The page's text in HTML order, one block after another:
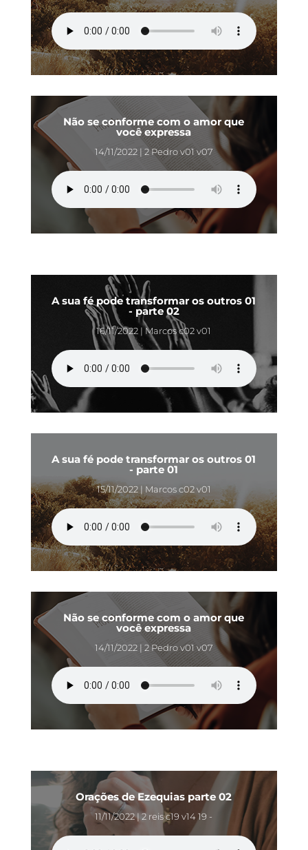
Não se conforme com o amor que
você expressa
14/11/2022 | 2 Pedro v01 v07
A sua fé pode transformar os outros 01
- parte 02
16/11/2022 | Marcos c02 v01
A sua fé pode transformar os outros 01
- parte 01
15/11/2022 | Marcos c02 v01
Não se conforme com o amor que
você expressa
14/11/2022 | 2 Pedro v01 v07
Orações de Ezequias parte 02
11/11/2022 | 2 reis c19 v14 19 -